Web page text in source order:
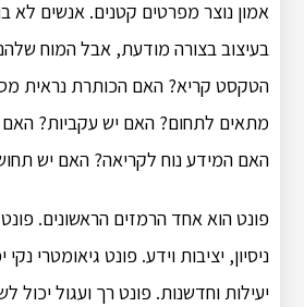
אמון נוצר מפרטים קטנים. אנשים לא
בעיצוב בצורה מודעת, אבל המוח
הטקסט קריא? האם הכותרת נראית
מתאים לתחום? האם יש עקביות? האם
האם המידע נוח לקריאה? האם יש
פונט הוא אחד הרמזים הראשונים.
ניסיון, יציבות וידע. פונט גיאומטרי
יעילות וחדשנות. פונט רך ועגול יכול